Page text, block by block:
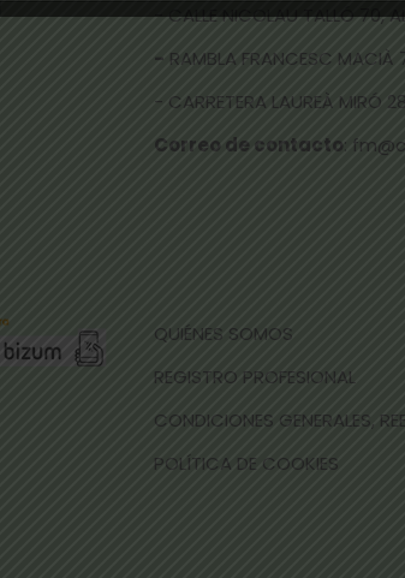
- CALLE NICOLAU TALLÓ 70,
- RAMBLA FRANCESC MACIÀ
- CARRETERA LAUREÀ MIRÓ
Correo de contacto:
QUIÉNES SOMOS
REGISTRO PROFESIONAL
CONDICIONES GENERALES,
POLÍTICA DE COOKIES